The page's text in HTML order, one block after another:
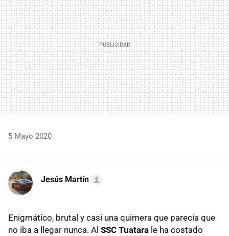
5 Mayo 2020
Jesús Martín
Enigmático, brutal y casi una quimera que parecía que
no iba a llegar nunca. Al SSC Tuatara le ha costado